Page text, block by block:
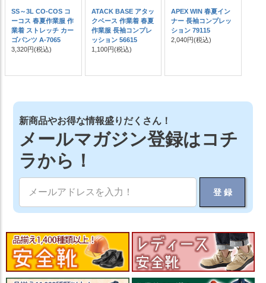
SS～3L CO-COS コ
ーコス 春夏作業服 作
業着 ストレッチ カー
ゴパンツ A-7065
3,320円(税込)
ATACK BASE アタッ
クベース 作業着 春夏
作業服 長袖コンプレ
ッション 56615
1,100円(税込)
APEX WIN 春夏イン
ナー 長袖コンプレッ
ション 79115
2,040円(税込)
新商品やお得な情報盛りだくさん！
メールマガジン登録はコチ
ラから！